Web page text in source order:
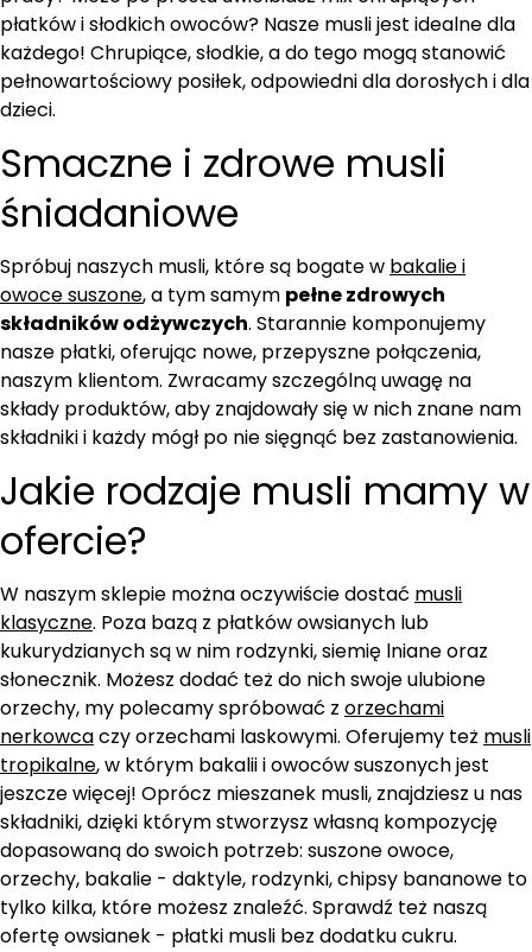
a
płatków i słodkich owoców? Nasze musli jest idealne dla
każdego! Chrupiące, słodkie, a do tego mogą stanowić
pełnowartościowy posiłek, odpowiedni dla dorosłych i dla
dzieci.
Smaczne i zdrowe musli
śniadaniowe
Spróbuj naszych musli, które są bogate w bakalie i
owoce suszone, a tym samym pełne zdrowych
składników odżywczych. Starannie komponujemy
nasze płatki, oferując nowe, przepyszne połączenia,
naszym klientom. Zwracamy szczególną uwagę na
składy produktów, aby znajdowały się w nich znane nam
składniki i każdy mógł po nie sięgnąć bez zastanowienia.
Jakie rodzaje musli mamy w
ofercie?
W naszym sklepie można oczywiście dostać musli
klasyczne. Poza bazą z płatków owsianych lub
kukurydzianych są w nim rodzynki, siemię lniane oraz
słonecznik. Możesz dodać też do nich swoje ulubione
orzechy, my polecamy spróbować z orzechami
nerkowcaczy orzechami laskowymi. Oferujemy też musli
tropikalne, w którym bakalii i owoców suszonych jest
jeszcze więcej! Oprócz mieszanek musli, znajdziesz u nas
składniki, dzięki którym stworzysz własną kompozycję
dopasowaną do swoich potrzeb: suszone owoce,
orzechy, bakalie - daktyle, rodzynki, chipsy bananowe to
tylko kilka, które możesz znaleźć. Sprawdź też naszą
ofertę owsianek - płatki musli bez dodatku cukru.